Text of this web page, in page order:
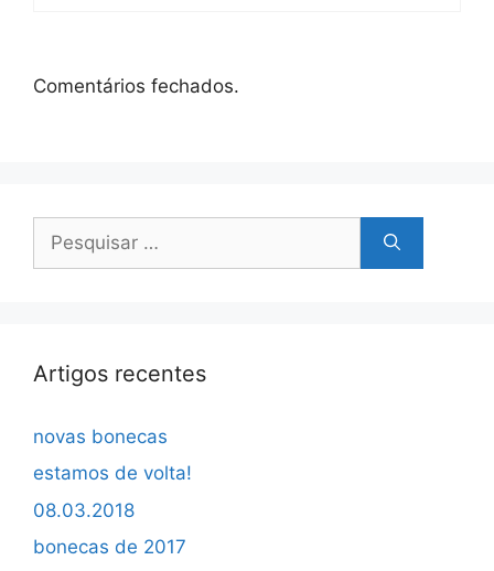
Comentários fechados.
por:
Artigos recentes
novas bonecas
estamos de volta!
08.03.2018
bonecas de 2017